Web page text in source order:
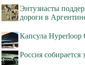
Энтузиасты
дороги в
Капсула Hyperloop
Россия собирается